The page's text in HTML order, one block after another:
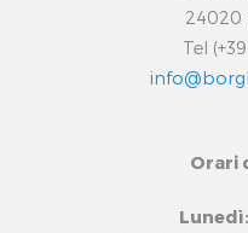
24020
Tel
Orari